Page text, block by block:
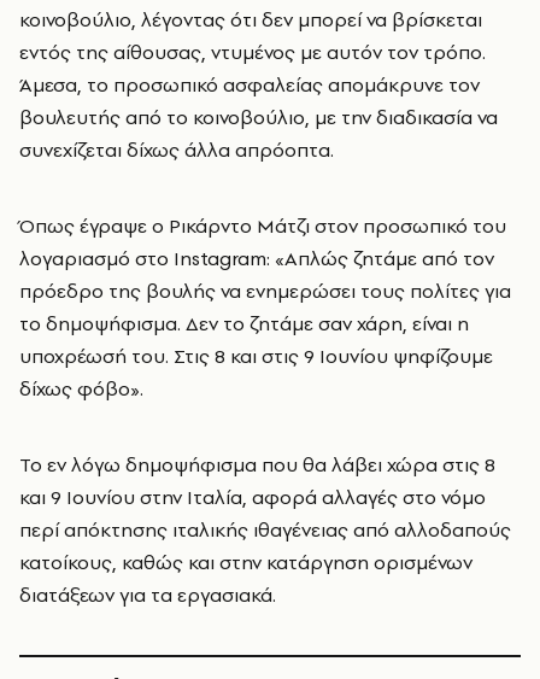
κοινοβούλιο, λέγοντας ότι δεν μπορεί να βρίσκεται
εντός της αίθουσας, ντυμένος με αυτόν τον τρόπο.
Άμεσα, το προσωπικό ασφαλείας απομάκρυνε τον
βουλευτής από το κοινοβούλιο, με την διαδικασία να
συνεχίζεται δίχως άλλα απρόοπτα.
Όπως έγραψε ο Ρικάρντο Μάτζι στον προσωπικό του
λογαριασμό στο Instagram: «Απλώς ζητάμε από τον
πρόεδρο της βουλής να ενημερώσει τους πολίτες για
το δημοψήφισμα. Δεν το ζητάμε σαν χάρη, είναι η
υποχρέωσή του. Στις 8 και στις 9 Ιουνίου ψηφίζουμε
δίχως φόβο».
Το εν λόγω δημοψήφισμα που θα λάβει χώρα στις 8
και 9 Ιουνίου στην Ιταλία, αφορά αλλαγές στο νόμο
περί απόκτησης ιταλικής ιθαγένειας από αλλοδαπούς
κατοίκους, καθώς και στην κατάργηση ορισμένων
διατάξεων για τα εργασιακά.